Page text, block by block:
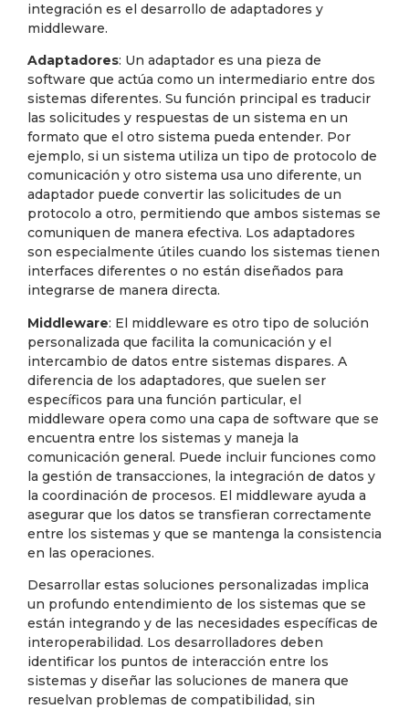
integración es el desarrollo de adaptadores y
middleware.
Adaptadores: Un adaptador es una pieza de
software que actúa como un intermediario entre dos
sistemas diferentes. Su función principal es traducir
las solicitudes y respuestas de un sistema en un
formato que el otro sistema pueda entender. Por
ejemplo, si un sistema utiliza un tipo de protocolo de
comunicación y otro sistema usa uno diferente, un
adaptador puede convertir las solicitudes de un
protocolo a otro, permitiendo que ambos sistemas se
comuniquen de manera efectiva. Los adaptadores
son especialmente útiles cuando los sistemas tienen
interfaces diferentes o no están diseñados para
integrarse de manera directa.
Middleware: El middleware es otro tipo de solución
personalizada que facilita la comunicación y el
intercambio de datos entre sistemas dispares. A
diferencia de los adaptadores, que suelen ser
específicos para una función particular, el
middleware opera como una capa de software que se
encuentra entre los sistemas y maneja la
comunicación general. Puede incluir funciones como
la gestión de transacciones, la integración de datos y
la coordinación de procesos. El middleware ayuda a
asegurar que los datos se transfieran correctamente
entre los sistemas y que se mantenga la consistencia
en las operaciones.
Desarrollar estas soluciones personalizadas implica
un profundo entendimiento de los sistemas que se
están integrando y de las necesidades específicas de
interoperabilidad. Los desarrolladores deben
identificar los puntos de interacción entre los
sistemas y diseñar las soluciones de manera que
resuelvan problemas de compatibilidad, sin